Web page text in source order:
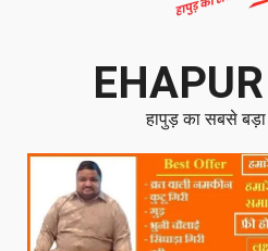
हापुड़ का सबसे